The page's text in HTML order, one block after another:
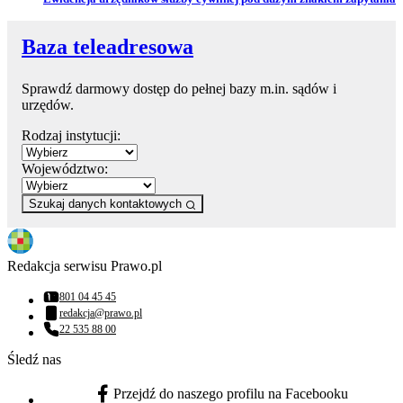
Baza teleadresowa
Sprawdź darmowy dostęp do pełnej bazy m.in. sądów i
urzędów.
Rodzaj instytucji:
Województwo:
Szukaj danych kontaktowych
Redakcja serwisu Prawo.pl
Numer telefonu:
801 04 45 45
Adres email:
redakcja@prawo.pl
Numer telefonu:
22 535 88 00
Śledź nas
Przejdź do naszego profilu na Facebooku